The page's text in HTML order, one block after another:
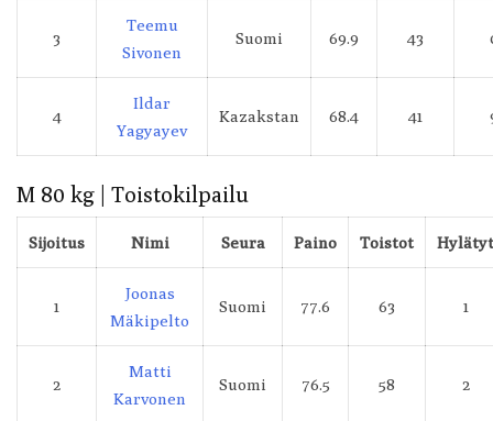
3
Teemu
Sivonen
Suomi 69.9 43
4
Ildar
Yagyayev
Kazakstan 68.4 41
M 80 kg | Toistokilpailu
Sijoitus Nimi Seura Paino Toistot Hylätyt
1
Joonas
Mäkipelto
Suomi 77.6 63 1
2
Matti
Karvonen
Suomi 76.5 58 2